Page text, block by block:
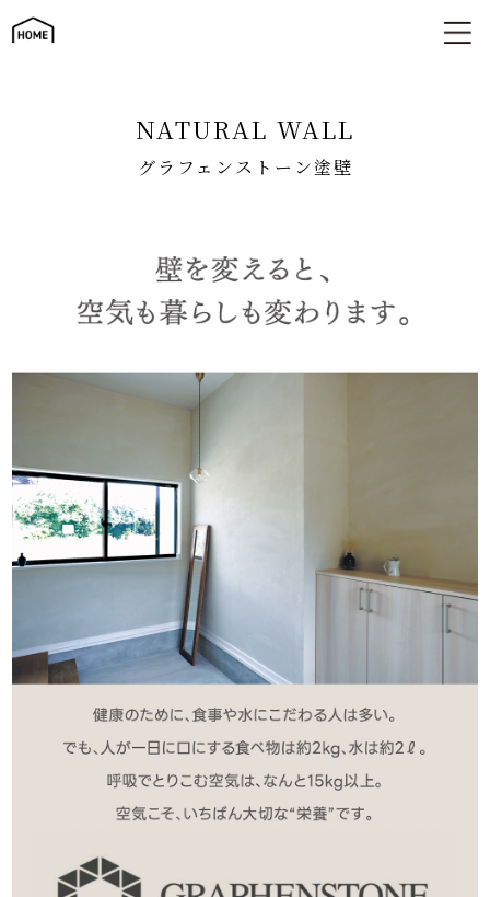
グラフェンストーン｜北茨城市の自然素材の塗り壁｜サラサホ
NATURAL WALL
グラフェンストーン塗壁